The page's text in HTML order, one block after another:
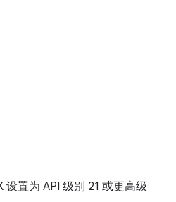
设置为 API 级别 21 或更高级